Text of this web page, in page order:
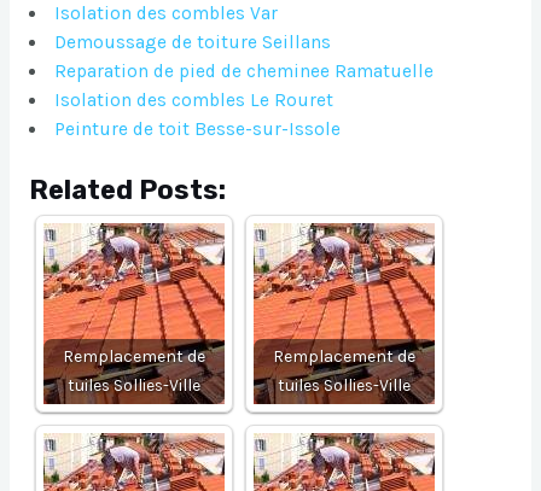
Isolation des combles Var
Demoussage de toiture Seillans
Reparation de pied de cheminee Ramatuelle
Isolation des combles Le Rouret
Peinture de toit Besse-sur-Issole
Related Posts:
Remplacement de
tuiles Sollies-Ville
Remplacement de
tuiles Sollies-Ville